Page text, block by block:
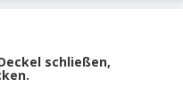
schließen,